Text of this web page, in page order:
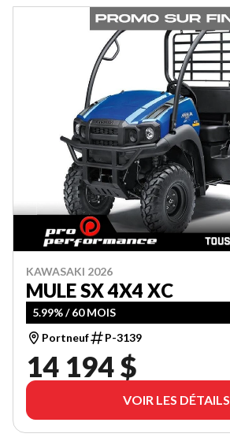
KAWASAKI 2026
MULE SX 4X4 XC
5.99% / 60 MOIS
Portneuf
P-3139
14 194 $
VOIR LES DÉTAILS